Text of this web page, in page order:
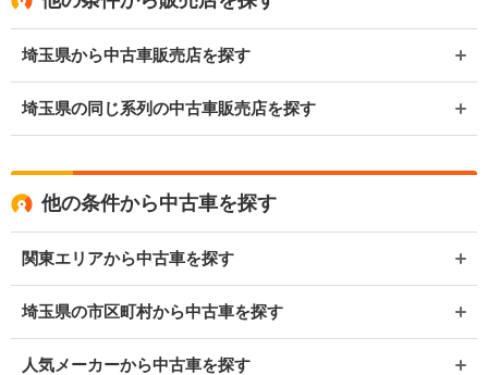
埼玉県から中古車販売店を探す
埼玉県の同じ系列の中古車販売店を探す
他の条件から中古車を探す
関東エリアから中古車を探す
埼玉県の市区町村から中古車を探す
人気メーカーから中古車を探す